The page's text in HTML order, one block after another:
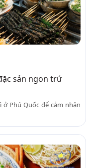
sản ngon trứ
Phú Quốc để cảm nhận